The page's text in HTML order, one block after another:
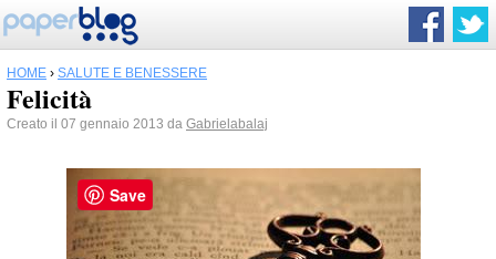
HOME › SALUTE E BENESSERE
Felicità
Creato il 07 gennaio 2013 da Gabrielabalaj
Save